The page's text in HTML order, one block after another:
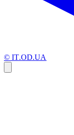
© IT.OD.UA